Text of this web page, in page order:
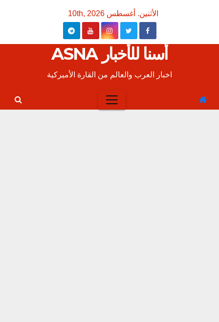
الأثنين. أغسطس 10th, 2026
أسنا للأخبار ASNA
اخبار العرب والعالم من القارة الأميركية